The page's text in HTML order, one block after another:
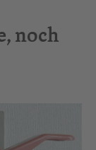
noch